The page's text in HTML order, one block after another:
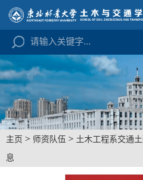
主页 > 师资队伍 > 土木工程系交通
息